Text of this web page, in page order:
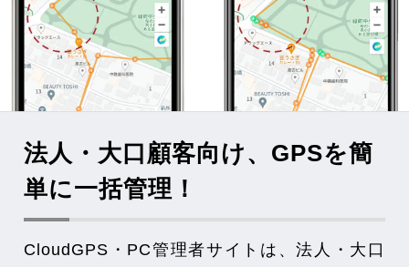
法人・大口顧客向け、GPSを簡
単に一括管理！
CloudGPS・PC管理者サイトは、法人・大口